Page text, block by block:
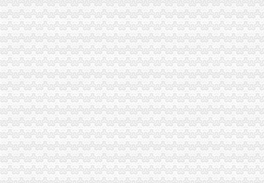
重庆仲裁委员会工商系统合同仲裁调解院正式挂牌成立
高新区局重庆进出口权企业网上年检率突破30%
梁平局“三抓三促”重庆分公司注册上半年工作取得新进展
九龙坡局重庆公司注销三项措施加固定形式印刷品广告监管
武隆局重庆公司注销加队伍建设确保工作全面完成
市重庆发票申请局双生所四条措施开展洋酒市场专项整
江北局立足职能切实加建设领域的重庆代账公司信用评价工作
市重庆分公司注册局商标处认真贯彻落实全市工商行政管理局长座谈会议精
市重庆分公司注册工商学会认真贯彻落实全市工商行政管理局长座谈会精
市重庆代账公司局机关委及时达学习全市工商局长座谈会精
南川局及时贯彻落实全市重庆发票申请工商局长座谈会精
高新园局认真贯彻落实全市重庆代账公司工商行政管理局长座谈会议精
璧山局认真贯彻落实全市重庆代理记账工商行政管理局长座谈会精